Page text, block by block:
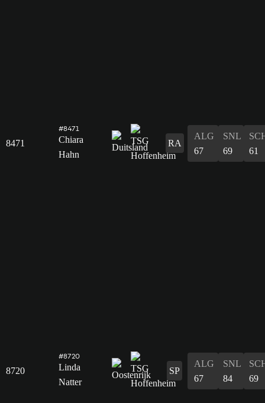
8471
#8471
Chiara
Hahn
RA
ALG
67
SNL
69
61
8720
#8720
Linda
Natter
SP
ALG
67
SNL
84
69